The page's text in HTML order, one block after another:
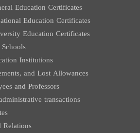
Education Certificates
Education Certificates
Education Certificates
Institutions
and Lost Allowances
and Professors
transactions